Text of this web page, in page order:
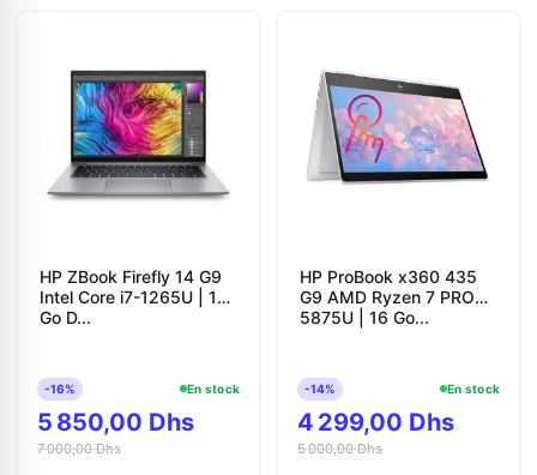
HP ZBook Firefly 14 G9
Intel Core i7-1265U | 16
Go D...
-16% En stock
5 850,00 Dhs
7 000,00 Dhs
HP ProBook x360 435
G9 AMD Ryzen 7 PRO
5875U | 16 Go...
-14% En stock
4 299,00 Dhs
5 000,00 Dhs